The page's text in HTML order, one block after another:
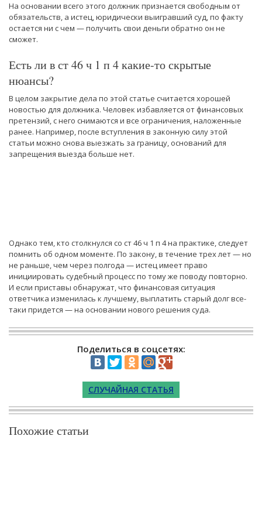
На основании всего этого должник признается свободным от
обязательств, а истец, юридически выигравший суд, по факту
остается ни с чем — получить свои деньги обратно он не
сможет.
Есть ли в ст 46 ч 1 п 4 какие-то скрытые
нюансы?
В целом закрытие дела по этой статье считается хорошей
новостью для должника. Человек избавляется от финансовых
претензий, с него снимаются и все ограничения, наложенные
ранее. Например, после вступления в законную силу этой
статьи можно снова выезжать за границу, оснований для
запрещения выезда больше нет.
Однако тем, кто столкнулся со ст 46 ч 1 п 4 на практике, следует
помнить об одном моменте. По закону, в течение трех лет — но
не раньше, чем через полгода — истец имеет право
инициировать судебный процесс по тому же поводу повторно.
И если приставы обнаружат, что финансовая ситуация
ответчика изменилась к лучшему, выплатить старый долг все-
таки придется — на основании нового решения суда.
Поделиться в соцсетях:
СЛУЧАЙНАЯ СТАТЬЯ
Похожие статьи